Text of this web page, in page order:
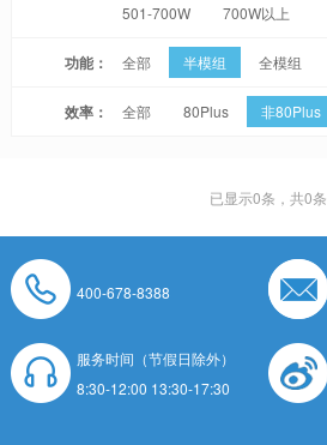
501-700W 700W以上
功能： 全部 半模组 全模组
效率： 全部 80Plus 非80Plus
已显示0条，共0条
400-678-8388
服务时间（节假日除外）
8:30-12:00 13:30-17:30